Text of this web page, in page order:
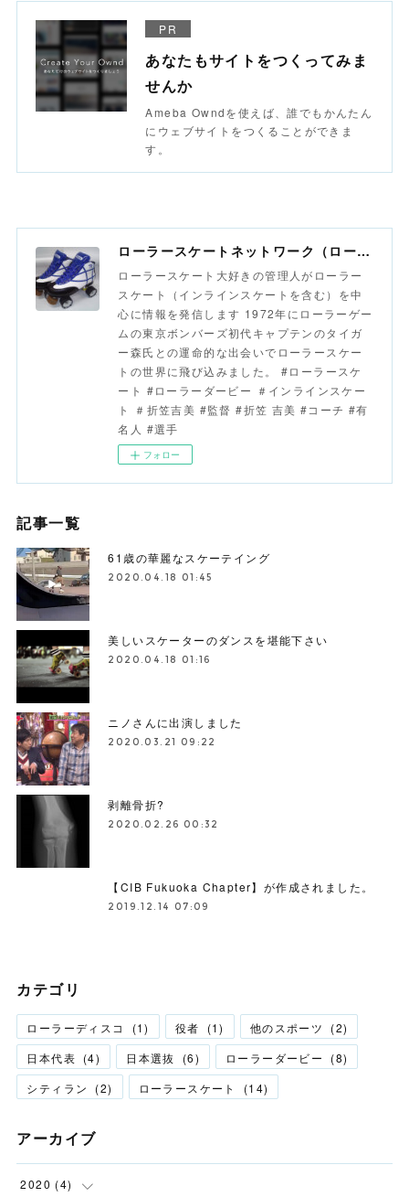
PR
あなたもサイトをつくってみま
せんか
Ameba Owndを使えば、誰でもかんたん
にウェブサイトをつくることができま
す。
ローラースケートネットワーク（ローラースポーツネットワーク）
ローラースケート大好きの管理人がローラー
スケート（インラインスケートを含む）を中
心に情報を発信します 1972年にローラーゲー
ムの東京ボンバーズ初代キャプテンのタイガ
ー森氏との運命的な出会いでローラースケー
トの世界に飛び込みました。 #ローラースケ
ート #ローラーダービー ＃インラインスケー
ト ＃折笠吉美 #監督 #折笠 吉美 #コーチ #有
名人 #選手
フォロー
記事一覧
61歳の華麗なスケーテイング
2020.04.18 01:45
美しいスケーターのダンスを堪能下さい
2020.04.18 01:16
ニノさんに出演しました
2020.03.21 09:22
剥離骨折?
2020.02.26 00:32
【CIB Fukuoka Chapter】が作成されました。
2019.12.14 07:09
カテゴリ
ローラーディスコ (1) 役者 (1) 他のスポーツ (2)
日本代表 (4) 日本選抜 (6) ローラーダービー (8)
シティラン
(2) ローラースケート (14)
アーカイブ
2020 (4)